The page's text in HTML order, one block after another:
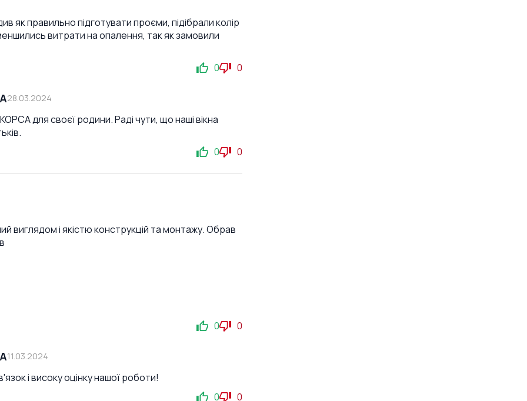
як правильно підготувати проєми, підібрали колір
витрати на опалення, так як замовили
0 0
28.03.2024
для своєї родини. Раді чути, що наші вікна
0
0
виглядом і якістю конструкцій та монтажу. Обрав
0 0
11.03.2024
і високу оцінку нашої роботи!
0
0